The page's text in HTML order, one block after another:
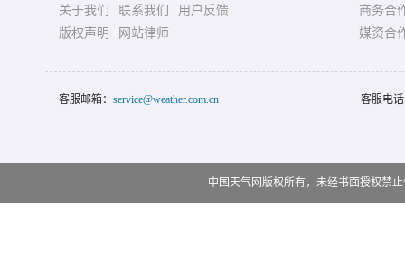
关于我们 联系我们
用户反馈
版权声明
网站律师
商务合
媒资合
客服邮箱： service@weather.com.cn 客服电
中国天气网版权所有，未经书面授权